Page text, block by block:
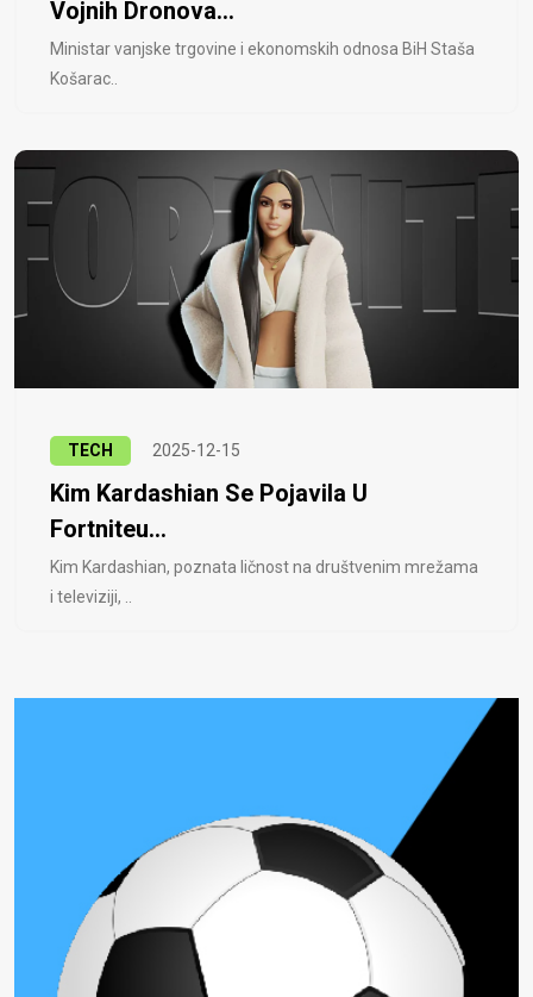
Vojnih Dronova...
Ministar vanjske trgovine i ekonomskih odnosa BiH Staša
Košarac..
TECH 2025-12-15
Kim Kardashian Se Pojavila U
Fortniteu...
Kim Kardashian, poznata ličnost na društvenim mrežama
i televiziji, ..